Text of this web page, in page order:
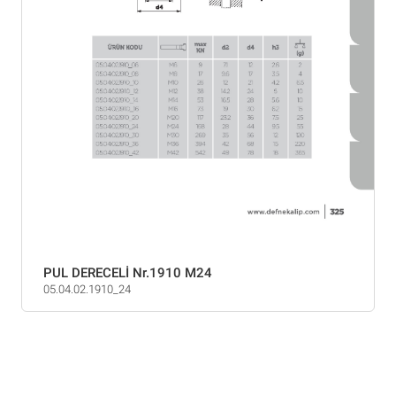
PUL DERECELİ Nr.1910 M24
05.04.02.1910_24